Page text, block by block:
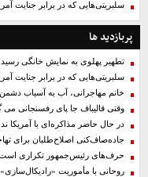
سلبریتی‌هایی که در برابر جنایت
پربازدید ها
تطهیر پهلوی به نمایش خانگی
سلبریتی‌هایی که در برابر جنایت
خانم مهاجرانی، آب به آسیاب دشمن
وقتی قالیباف جا پای رفسنجانی می
در حال حاضر مذاکره‌ای با آمریکا
جاده‌صاف‌کنی اصلاح‌طلبان برای
حرف‌های رئیس‌جمهور تکراری
روحانی با مأموریت